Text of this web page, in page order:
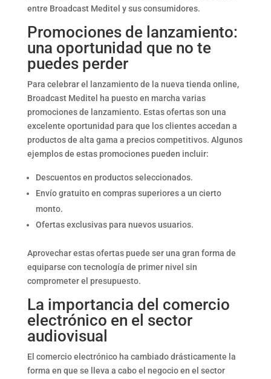
entre Broadcast Meditel y sus consumidores.
Promociones de lanzamiento:
una oportunidad que no te
puedes perder
Para celebrar el lanzamiento de la nueva tienda online,
Broadcast Meditel ha puesto en marcha varias
promociones de lanzamiento. Estas ofertas son una
excelente oportunidad para que los clientes accedan a
productos de alta gama a precios competitivos. Algunos
ejemplos de estas promociones pueden incluir:
Descuentos en productos seleccionados.
Envío gratuito en compras superiores a un cierto
monto.
Ofertas exclusivas para nuevos usuarios.
Aprovechar estas ofertas puede ser una gran forma de
equiparse con tecnología de primer nivel sin
comprometer el presupuesto.
La importancia del comercio
electrónico en el sector
audiovisual
El comercio electrónico ha cambiado drásticamente la
forma en que se lleva a cabo el negocio en el sector